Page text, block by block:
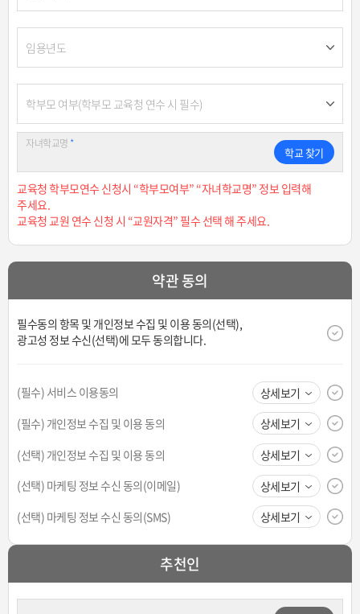
임용년도
학부모 여부(학부모 교육청 연수 시 필수)
자녀학교명 *
학교 찾기
교육청 학부모연수 신청시 “학부모여부” “자녀학교명” 정보 입력해
주세요.
교육청 교원 연수 신청 시 “교원자격” 필수 선택 해 주세요.
약관 동의
필수동의 항목 및 개인정보 수집 및 이용 동의(선택),
광고성 정보 수신(선택)에 모두 동의합니다.
(필수) 서비스 이용동의
상세보기
(필수) 개인정보 수집 및 이용 동의
상세보기
(선택) 개인정보 수집 및 이용 동의
상세보기
(선택) 마케팅 정보 수신 동의(이메일)
상세보기
(선택) 마케팅 정보 수신 동의(SMS)
상세보기
추천인